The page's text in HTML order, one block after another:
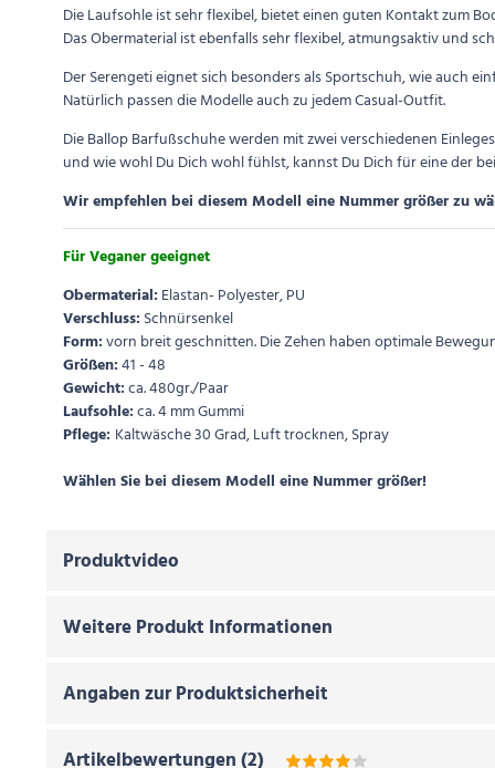
Die Laufsohle ist sehr flexibel, bietet einen guten Kontakt zum
Das Obermaterial ist ebenfalls sehr flexibel, atmungsaktiv und
Der Serengeti eignet sich besonders als Sportschuh, wie auch
Natürlich passen die Modelle auch zu jedem Casual-Outfit.
Die Ballop Barfußschuhe werden mit zwei verschiedenen
und wie wohl Du Dich wohl fühlst, kannst Du Dich für eine der
Wir empfehlen bei diesem Modell eine Nummer größer zu
Für Veganer geeignet
Obermaterial: Elastan- Polyester, PU
Verschluss: Schnürsenkel
Form:vorn breit geschnitten. Die Zehen haben optimale
Größen:41 - 48
Gewicht:ca. 480gr./Paar
Laufsohle:ca. 4 mm Gummi
Pflege: Kaltwäsche 30 Grad, Luft trocknen, Spray
Wählen Sie bei diesem Modell eine Nummer größer!
Produktvideo
Weitere Produkt Informationen
Angaben zur Produktsicherheit
Artikelbewertungen(2)